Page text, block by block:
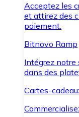
Acceptez les
et attirez des
paiement.
Bitnovo Ramp
Intégrez
dans des
Cartes-